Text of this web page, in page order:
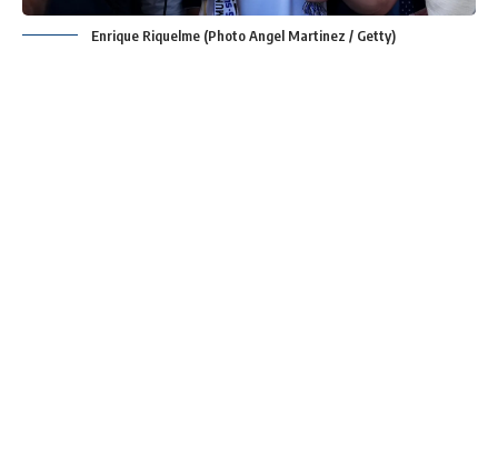
Enrique Riquelme (Photo Angel Martinez / Getty)